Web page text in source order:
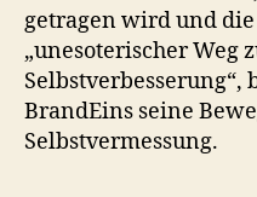
getragen wird und
„unesoterischer Weg
BrandEins seine
Selbstvermessung.